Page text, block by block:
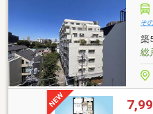
利50年ローン!◆提携
い!◆車でまとめてご
休!即日対応させてい
ントキャンペーン♪◆
そ
築
総